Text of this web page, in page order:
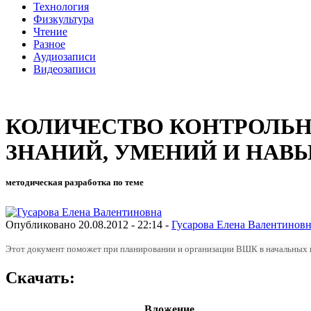
Технология
Физкультура
Чтение
Разное
Аудиозаписи
Видеозаписи
КОЛИЧЕСТВО
ЗНАНИЙ, УМЕНИЙ И
методическая разработка по теме
Опубликовано 20.08.2012 - 22:14 - Гусарова Елена
Этот документ поможет при планировании и организации ВШК в начальных
Скачать: